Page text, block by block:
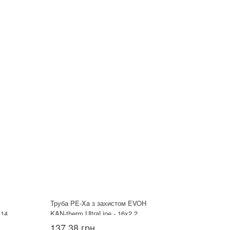
Труба PE-Xa з захистом EVOH
KAN-therm UltraLine - 16x2.2